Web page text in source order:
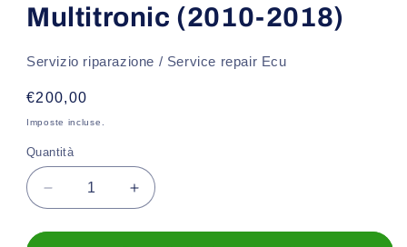
Multitronic (2010-2018)
Servizio riparazione / Service repair Ecu
Prezzo
di
€200,00
Imposte incluse.
Quantità
Diminuisci
quantità
per
Aumenta
quantità
per